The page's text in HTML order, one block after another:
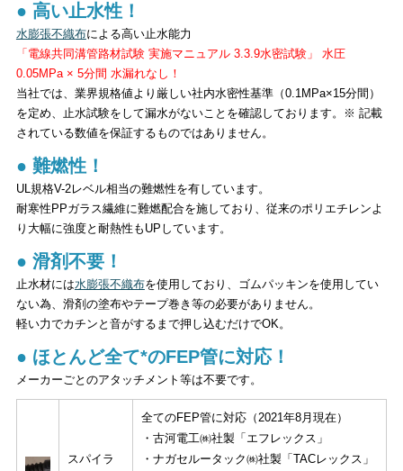
● 高い止水性！
水膨張不織布による高い止水能力
「電線共同溝管路材試験 実施マニュアル 3.3.9水密試験」 水圧
0.05MPa × 5分間 水漏れなし！
当社では、業界規格値より厳しい社内水密性基準（0.1MPa×15分間）
を定め、止水試験をして漏水がないことを確認しております。※ 記載
されている数値を保証するものではありません。
● 難燃性！
UL規格V-2レベル相当の難燃性を有しています。
耐寒性PPガラス繊維に難燃配合を施しており、従来のポリエチレンよ
り大幅に強度と耐熱性もUPしています。
● 滑剤不要！
止水材には水膨張不織布を使用しており、ゴムパッキンを使用してい
ない為、滑剤の塗布やテープ巻き等の必要がありません。
軽い力でカチンと音がするまで押し込むだけでOK。
● ほとんど全て*のFEP管に対応！
メーカーごとのアタッチメント等は不要です。
スパイラ
全てのFEP管に対応（2021年8月現在）
・古河電工㈱社製「エフレックス」
・ナガセルータック㈱社製「TACレックス」